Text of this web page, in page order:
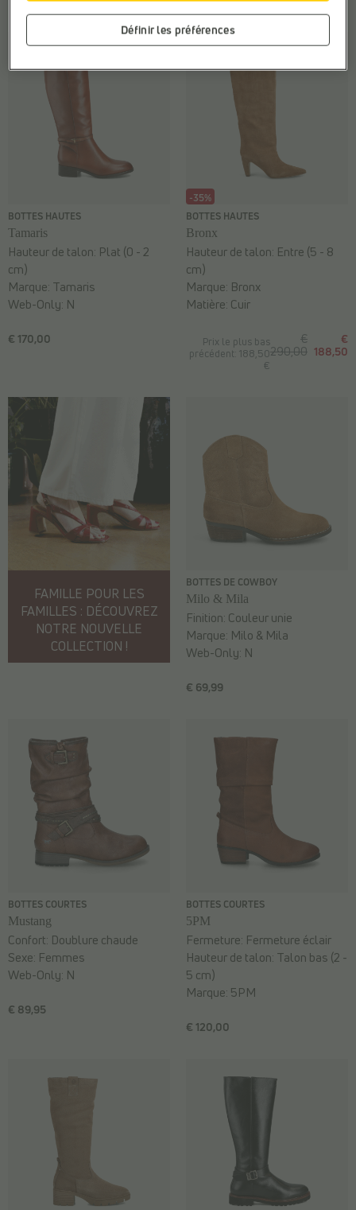
BOTTES HAUTES
Tamaris
€ 170,00
Hauteur de talon: Plat (0 - 2
cm)
Marque: Tamaris
Web-Only: N
-35%
BOTTES HAUTES
Bronx
Prix le plus bas
précédent: 188,50
€
€
290,00
€
188,50
Hauteur de talon: Entre (5 - 8
cm)
Marque: Bronx
Matière: Cuir
FAMILLE POUR LES
FAMILLES : DÉCOUVREZ
NOTRE NOUVELLE
COLLECTION !
BOTTES DE COWBOY
Milo & Mila
€ 69,99
Finition: Couleur unie
Marque: Milo & Mila
Web-Only: N
BOTTES COURTES
Mustang
€ 89,95
Confort: Doublure chaude
Sexe: Femmes
Web-Only: N
BOTTES COURTES
5PM
€ 120,00
Fermeture: Fermeture éclair
Hauteur de talon: Talon bas (2 -
5 cm)
Marque: 5PM
Définir les préférences